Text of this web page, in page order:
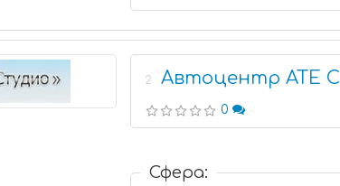
2 Автоцентр АТЕ
0
Сфера: